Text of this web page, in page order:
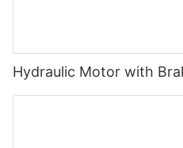
Hydraulic Motor with